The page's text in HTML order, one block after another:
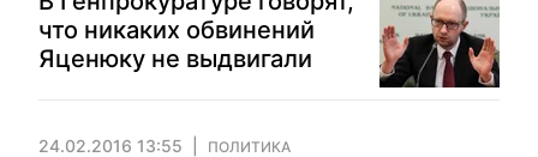
что никаких обвинений
Яценюку не выдвигали
24.02.2016 13:55 ПОЛИТИКА